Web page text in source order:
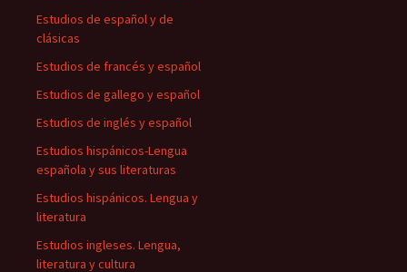
Estudios de español y de
clásicas
Estudios de francés y español
Estudios de gallego y español
Estudios de inglés y español
Estudios hispánicos-Lengua
española y sus literaturas
Estudios hispánicos. Lengua y
literatura
Estudios ingleses. Lengua,
literatura y cultura